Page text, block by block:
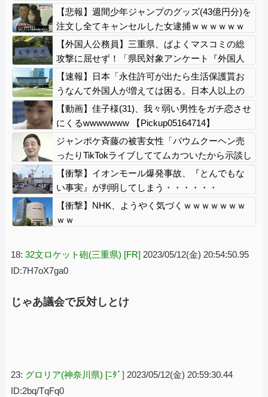
行」被害告発
【悲報】週間少年ジャンプのグッズ(43億円分)を
注文し全てキャンセルした女逮捕ｗｗｗｗｗｗ
ｗｗ
【外国人公務員】三重県、ぱよくマスコミの総
攻撃に屈せず！「県民対象アンケート『外国人
の職員採用を続けるべきか』は差別に該当しな
い」結果を公表する方針
【速報】日本「永住許可が出たら生活保護貰お
うなんて外国人が増えては困る。日本人以上の
水準のみ許可」
【動画】佳子様(31)、我々弱い男性をガチ恋させ
にくるwwwwwww 【Pickup05164714】
ジャンポケ斉藤の被害女性「バウムクーヘン売
ったりTikTokライブしててムカついたから示談し
なかった」
【衝撃】イオンモール爆発事故、『とんでもな
い事実』が判明してしまう・・・・・・
【衝撃】NHK、ようやく気づくｗｗｗｗｗｗｗ
ｗｗ
18: 32文ロケット砲(三重県) [FR] 2023/05/12(金) 20:54:50.95
ID:7H7oX7ga0
じゃあ議会で反対しとけ
23: グロリア(神奈川県) [ﾆﾀﾞ] 2023/05/12(金) 20:59:30.44
ID:2bq/TqFq0